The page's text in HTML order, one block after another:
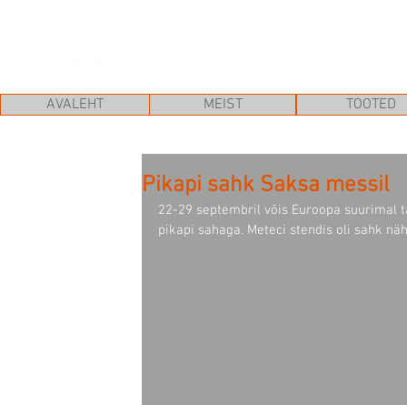
MEIST TOOTED
AVALEHT
Pikapi sahk Saksa messil
22-29 septembril võis Euroopa suurimal
pikapi sahaga. Meteci stendis oli sahk